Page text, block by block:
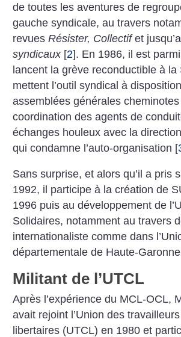
de toutes les aventures de
gauche syndicale, au travers
revuesRésister, Collectifet
syndicaux[2]. En 1986, il est
lancent la grève reconductible à la
mettent l’outil syndical à
assemblées générales
coordination des agents de
échanges houleux avec la
qui condamne l’auto-organisation [
Sans surprise, et alors qu’il a pris
1992, il participe à la création de
1996 puis au développement de
Solidaires, notamment au travers
internationaliste comme dans
départementale de Haute-
Militant de l’UTCL
Après l’expérience du MCL-OCL,
avait rejoint l’Union des
libertaires (UTCL) en 1980 et